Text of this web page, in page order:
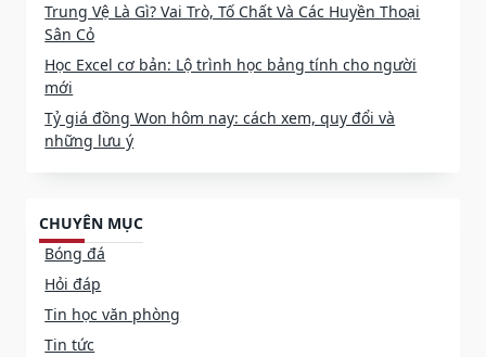
Trung Vệ Là Gì? Vai Trò, Tố Chất Và Các Huyền Thoại
Sân Cỏ
Học Excel cơ bản: Lộ trình học bảng tính cho người
mới
Tỷ giá đồng Won hôm nay: cách xem, quy đổi và
những lưu ý
CHUYÊN MỤC
Bóng đá
Hỏi đáp
Tin học văn phòng
Tin tức